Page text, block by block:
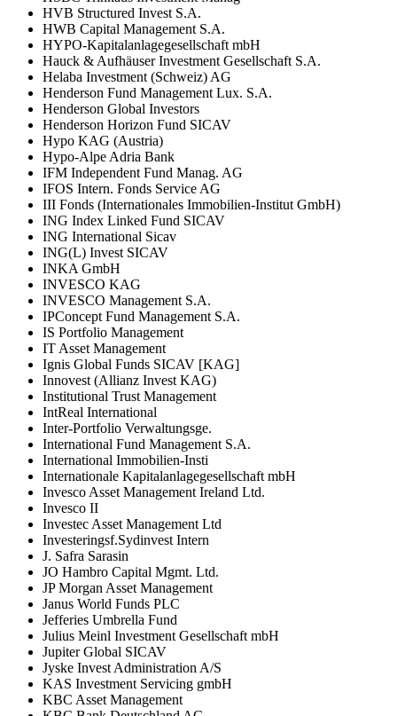
HVB Structured Invest S.A.
HWB Capital Management S.A.
HYPO-Kapitalanlagegesellschaft mbH
Hauck & Aufhäuser Investment Gesellschaft S.A.
Helaba Investment (Schweiz) AG
Henderson Fund Management Lux. S.A.
Henderson Global Investors
Henderson Horizon Fund SICAV
Hypo KAG (Austria)
Hypo-Alpe Adria Bank
IFM Independent Fund Manag. AG
IFOS Intern. Fonds Service AG
III Fonds (Internationales Immobilien-Institut GmbH)
ING Index Linked Fund SICAV
ING International Sicav
ING(L) Invest SICAV
INKA GmbH
INVESCO KAG
INVESCO Management S.A.
IPConcept Fund Management S.A.
IS Portfolio Management
IT Asset Management
Ignis Global Funds SICAV [KAG]
Innovest (Allianz Invest KAG)
Institutional Trust Management
IntReal International
Inter-Portfolio Verwaltungsge.
International Fund Management S.A.
International Immobilien-Insti
Internationale Kapitalanlagegesellschaft mbH
Invesco Asset Management Ireland Ltd.
Invesco II
Investec Asset Management Ltd
Investeringsf.Sydinvest Intern
J. Safra Sarasin
JO Hambro Capital Mgmt. Ltd.
JP Morgan Asset Management
Janus World Funds PLC
Jefferies Umbrella Fund
Julius Meinl Investment Gesellschaft mbH
Jupiter Global SICAV
Jyske Invest Administration A/S
KAS Investment Servicing gmbH
KBC Asset Management